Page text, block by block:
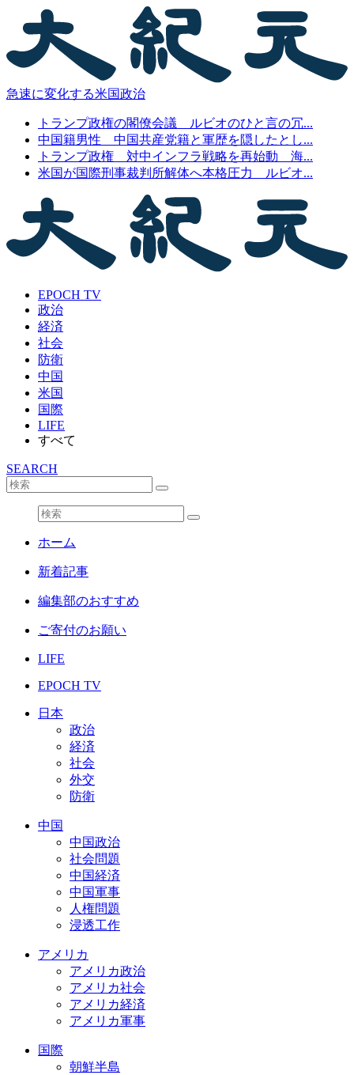
急速に変化する米国政治
トランプ政権の閣僚会議 ルビオのひと言の冗...
中国籍男性 中国共産党籍と軍歴を隠したとし...
トランプ政権 対中インフラ戦略を再始動 海...
米国が国際刑事裁判所解体へ本格圧力 ルビオ...
EPOCH TV
政治
経済
社会
防衛
中国
米国
国際
LIFE
すべて
SEARCH
ホーム
新着記事
編集部のおすすめ
ご寄付のお願い
LIFE
EPOCH TV
日本
政治
経済
社会
外交
防衛
中国
中国政治
社会問題
中国経済
中国軍事
人権問題
浸透工作
アメリカ
アメリカ政治
アメリカ社会
アメリカ経済
アメリカ軍事
国際
朝鮮半島